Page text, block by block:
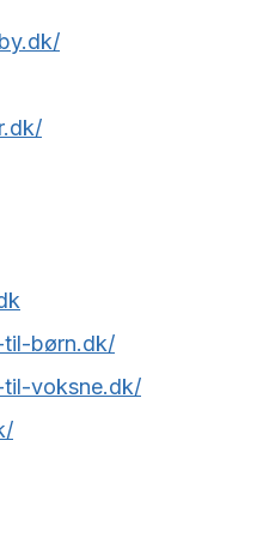
til-børn.dk/
voksne.dk/